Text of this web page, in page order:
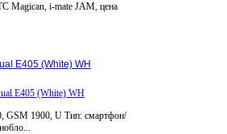
Magican, i-mate JAM, цена
E405 (White) WH
GSM 1900, U Тип: смартфон/